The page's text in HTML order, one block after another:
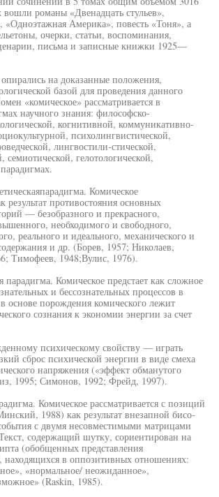
вошли романы «Двенадцать стульев»,
«Одноэтажная Америка», повесть «Тоня», а
очерки, статьи, воспоминания,
письма и записные книжки 1925—
на доказанные положения,
базой для проведения данного
«комическое» рассматривается в
научного знания: философско-
когнитивной, коммуникативно-
психолингвистической,
лингвостили-стической,
семиотической, гелотологической,
Комическое
результат противостояния основных
— безобразного и прекрасного,
необходимого и свободного,
реального и идеального, механического и
и др. (Борев, 1957; Николаев,
Тимофеев, 1948;Вулис, 1976).
парадигма. Комическое предстает как сложное
и бессознательных процессов в
основе порождения комического лежит
сознания к экономии энергии за счет
психическому свойству — играть
сброс психической энергии в виде смеха
напряжения («эффект обманутого
1995; Симонов, 1992; Фрейд, 1997).
Комическое рассматривается с позиций
1988) как результат внезапной бисо-
с двумя несовместимыми матрицами
содержащий шутку, сориентирован на
(обобщенных представления
находящихся в оппозитивных отношениях:
«нормальное/ неожиданное»,
(Raskin, 1985).